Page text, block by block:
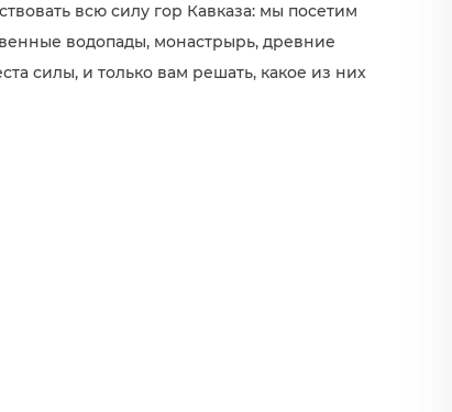
всю силу гор Кавказа: мы посетим
водопады, монастрырь, древние
силы, и только вам решать, какое из них